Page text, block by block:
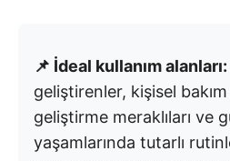
📌 İdeal kullanım alanları:
geliştirenler, kişisel
geliştirme meraklıları ve
yaşamlarında tutarlı